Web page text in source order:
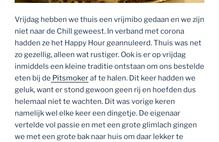
Vrijdag hebben we thuis een vrijmibo gedaan en we zijn
niet naar de Chill geweest. In verband met corona
hadden ze het Happy Hour geannuleerd. Thuis was net
zo gezellig, alleen wat rustiger. Ook is er op vrijdag
inmiddels een kleine traditie ontstaan om ons bestelde
eten bij de Pitsmokeraf te halen. Dit keer hadden we
geluk, want er stond gewoon geen rij en hoefden dus
helemaal niet te wachten. Dit was vorige keren
namelijk wel elke keer een dingetje. De eigenaar
vertelde vol passie en met een grote glimlach gingen
we met een grote bak naar huis om daar lekker te